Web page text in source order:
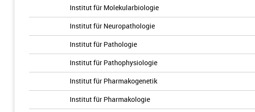
Institut für Molekularbiologie
Institut für Neuropathologie
Institut für Pathologie
Institut für Pathophysiologie
Institut für Pharmakogenetik
Institut für Pharmakologie